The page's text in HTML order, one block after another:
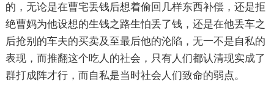
的，无论是在曹宅丢钱后想着偷回几样东西补偿，还是拒
绝曹妈为他设想的生钱之路生怕丢了钱，还是在他丢车之
后抢别的车夫的买卖及至最后他的沦陷，无一不是自私的
表现，而推翻这个吃人的社会，只有人们都认清现实成了
群打成阵才行，而自私是当时社会人们致命的弱点。